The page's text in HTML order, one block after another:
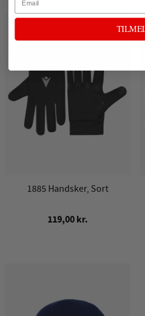
1885 Handsker, Sort
119,00 kr.